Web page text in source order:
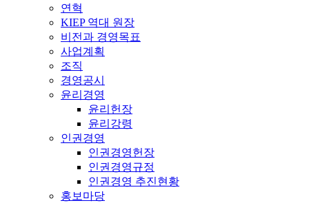
연혁
KIEP 역대 원장
비전과 경영목표
사업계획
조직
경영공시
윤리경영
윤리헌장
윤리강령
인권경영
인권경영헌장
인권경영규정
인권경영 추진현황
홍보마당